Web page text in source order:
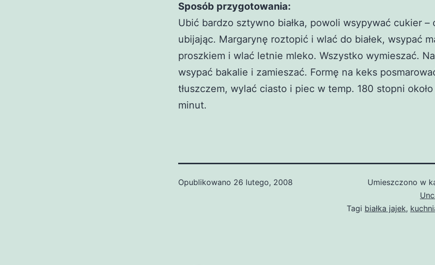
Sposób przygotowania:
Ubić bardzo sztywno białka, powoli wsypywać cukier –
ubijając. Margarynę roztopić i wlać do białek, wsypać
proszkiem i wlać letnie mleko. Wszystko wymieszać.
wsypać bakalie i zamieszać. Formę na keks
tłuszczem, wylać ciasto i piec w temp. 180 stopni
minut.
Opublikowano 26 lutego, 2008
Umieszczono w
Tagi białka jajek,